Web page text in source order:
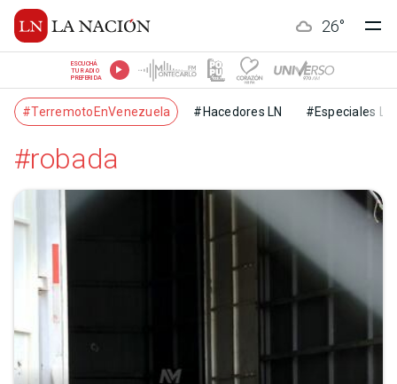
26°
ESCUCHÁ
TU RADIO
PREFERIDA
#TerremotoEnVenezuela #Hacedores LN #Especiales LN
#robada